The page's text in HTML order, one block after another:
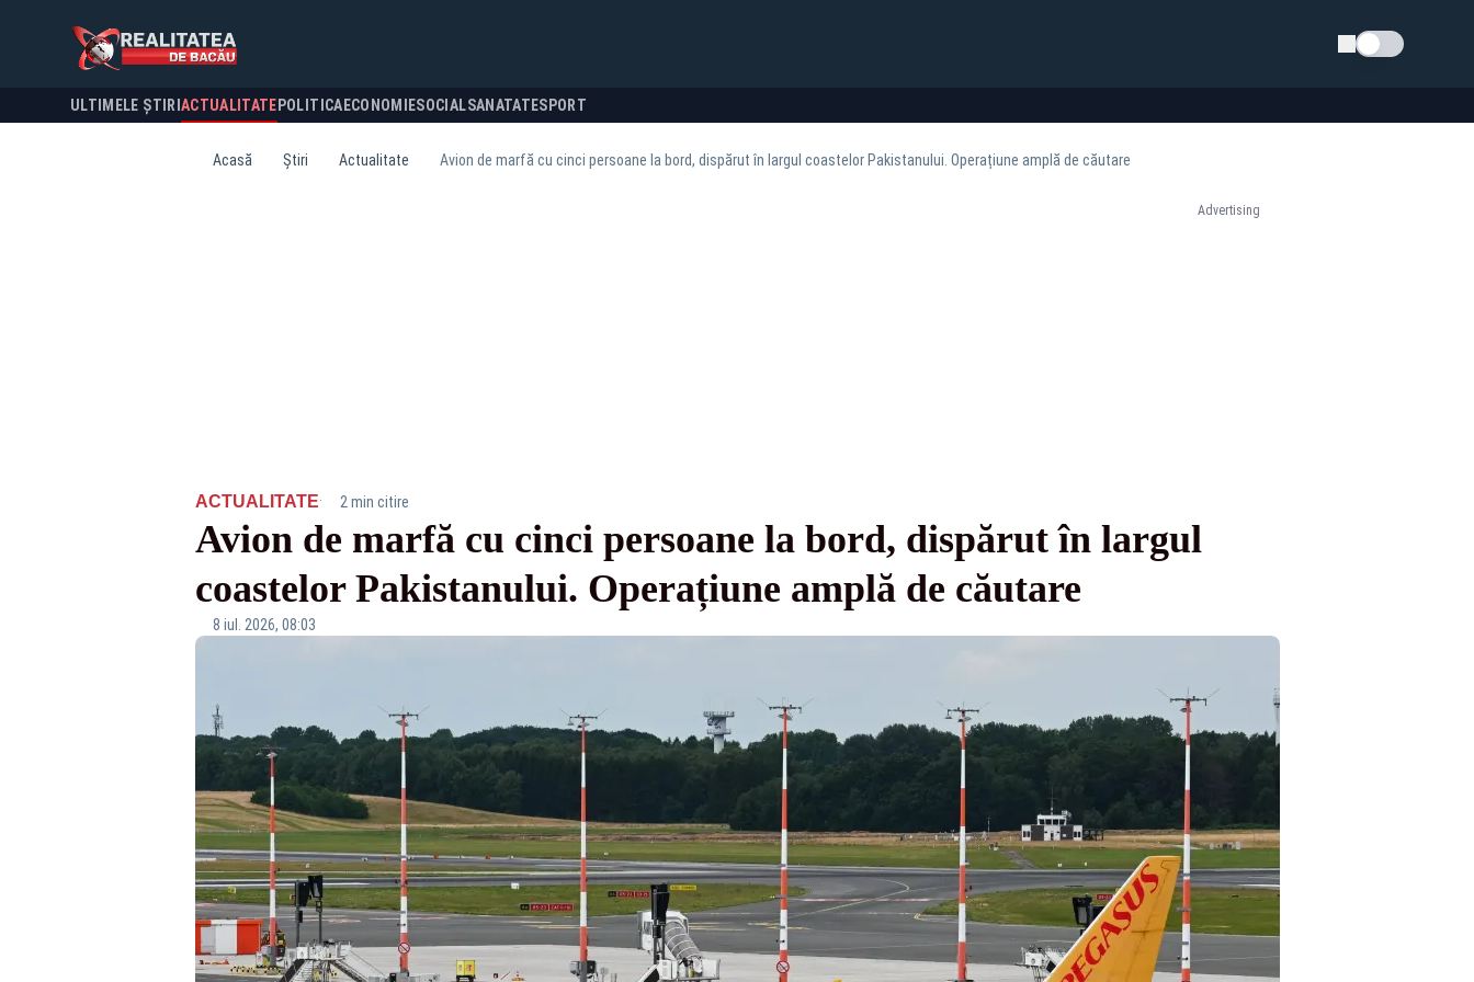
Schimba tema
ULTIMELE ȘTIRI ACTUALITATE POLITICA ECONOMIESOCIALSANATATESPORT
Acasă Știri Actualitate Avion de marfă cu cinci persoane la bord, dispărut în largul coastelor Pakistanului. Operațiune amplă de căutare
Advertising
ACTUALITATE· 2 min citire
Avion de marfă cu cinci persoane la bord, dispărut în largul
coastelor Pakistanului. Operațiune amplă de căutare
8 iul. 2026, 08:03